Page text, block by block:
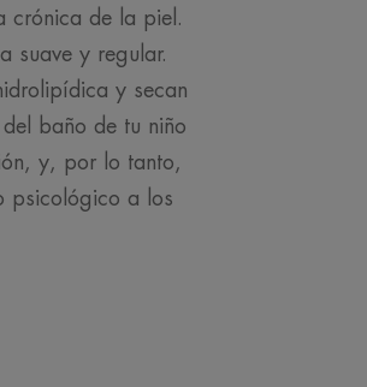
crónica de la piel.
suave y regular.
y secan
baño de tu niño
y, por lo tanto,
psicológico a los